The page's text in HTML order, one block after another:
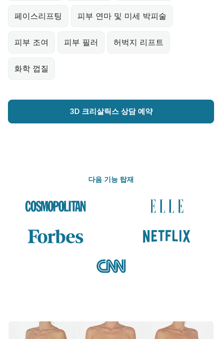
페이스리프팅 피부 연마 및 미세 박피술
피부 조여 피부 필러 허벅지 리프트
화학 껍질
3D 크리살릭스 상담 예약
다음 기능 탑재